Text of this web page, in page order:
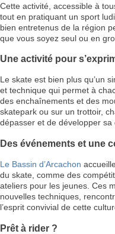
Cette activité, accessible à
tout en pratiquant un sport
bien entretenus de la région
que vous soyez seul ou en
Une activité pour
Le skate est bien plus qu’un
et technique qui permet à
des enchaînements et des
skatepark ou sur un trottoir,
dépasser et de développer sa
Des événements et une
Le Bassin d’Arcachon
du skate, comme des
ateliers pour les jeunes. Ces
nouvelles techniques,
l’esprit convivial de cette
Prêt à rider ?